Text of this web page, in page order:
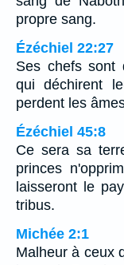
propre sang.
Ézéchiel 22:27
Ses chefs sont
qui déchirent
perdent les
Ézéchiel 45:8
Ce sera sa
princes
laisseront le
tribus.
Michée 2:1
Malheur à ceux